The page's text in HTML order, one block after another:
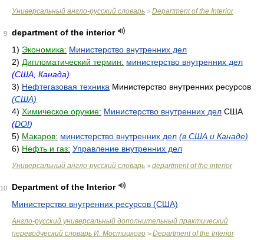
Универсальный англо-русский словарь > Department of the Interior
9
department of the interior
1) Экономика: Министерство внутренних дел
2) Дипломатический термин: министерство внутренних дел
(США, Канада)
3) Нефтегазовая техника Министерство внутренних ресурсов
(США)
4) Химическое оружие: Министерство внутренних дел США
(DOI)
5) Макаров: министерство внутренних дел (в США и Канаде)
6) Нефть и газ: Управление внутренних дел
Универсальный англо-русский словарь > department of the interior
10
Department of the Interior
Министерство внутренних ресурсов (США)
Англо-русский универсальный дополнительный практический
переводческий словарь И. Мостицкого > Department of the Interior